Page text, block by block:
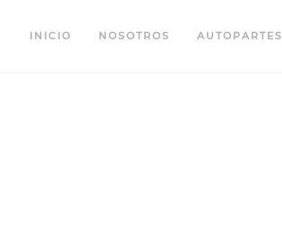
INICIO NOSOTROS AUTOPARTES